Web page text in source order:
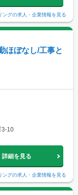
ングの求人・企業情報を見る
ほぼなし/工事と
3-10
詳細を見る
ングの求人・企業情報を見る